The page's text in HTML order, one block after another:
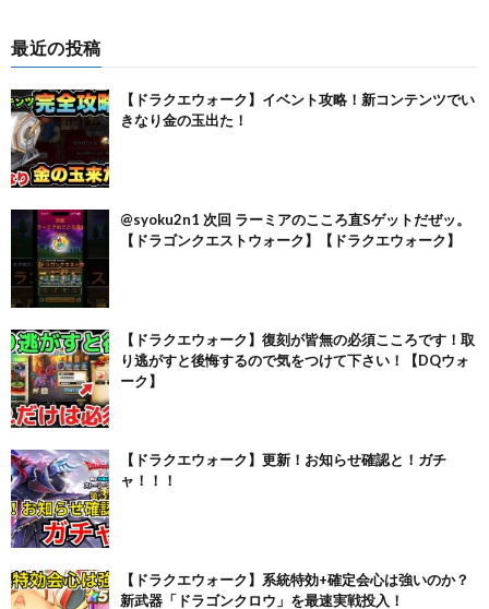
最近の投稿
【ドラクエウォーク】イベント攻略！新コンテンツでい
きなり金の玉出た！
@syoku2n1 次回 ラーミアのこころ直Sゲットだぜッ。
【ドラゴンクエストウォーク】【ドラクエウォーク】
【ドラクエウォーク】復刻が皆無の必須こころです！取
り逃がすと後悔するので気をつけて下さい！【DQウォ
ーク】
【ドラクエウォーク】更新！お知らせ確認と！ガチ
ャ！！！
【ドラクエウォーク】系統特効+確定会心は強いのか？
新武器「ドラゴンクロウ」を最速実戦投入！